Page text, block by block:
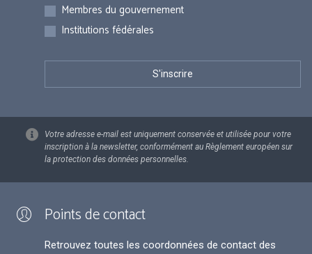
Membres du gouvernement
Institutions fédérales
Votre adresse e-mail est uniquement conservée et utilisée pour votre
inscription à la newsletter, conformément au Règlement européen sur
la protection des données personnelles.
Points de contact
Retrouvez toutes les coordonnées de contact des